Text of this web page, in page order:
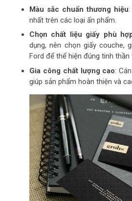
Màu sắc chuẩn thương hiệu
nhất trên các loại ấn phẩm.
Chọn chất liệu giấy phù
dụng, nên chọn giấy couche,
Ford để thể hiện đúng tinh thần
Gia công chất lượng cao:
giúp sản phẩm hoàn thiện và